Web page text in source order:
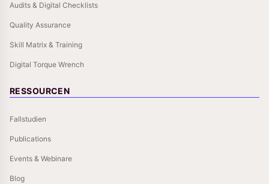
Audits & Digital Checklists
Quality Assurance
Skill Matrix & Training
Digital Torque Wrench
RESSOURCEN
Fallstudien
Publications
Events & Webinare
Blog